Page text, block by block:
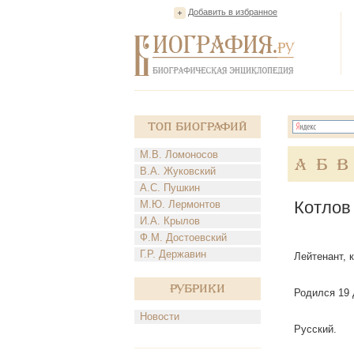
Добавить в избранное
Топ Биографий
М.В. Ломоносов
В.А. Жуковский
А.С. Пушкин
М.Ю. Лермонтов
И.А. Крылов
Ф.М. Достоевский
Г.Р. Державин
Рубрики
Новости
А Б В
Лейтенант,
Родился 19
Русский.